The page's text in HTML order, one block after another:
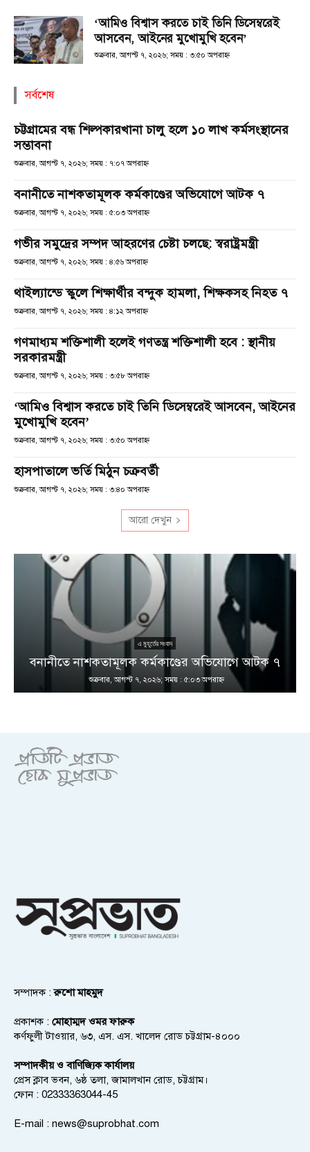
‘আমিও বিশ্বাস করতে চাই তিনি ডিসেম্বরেই
আসবেন, আইনের মুখোমুখি হবেন’
শুক্রবার, আগস্ট ৭, ২০২৬; সময় : ৩:৫০ অপরাহ্ণ
সর্বশেষ
চট্টগ্রামের বন্ধ শিল্পকারখানা চালু হলে ১০ লাখ কর্মসংস্থানের
সম্ভাবনা
শুক্রবার, আগস্ট ৭, ২০২৬; সময় : ৭:০৭ অপরাহ্ণ
বনানীতে নাশকতামূলক কর্মকাণ্ডের অভিযোগে আটক ৭
শুক্রবার, আগস্ট ৭, ২০২৬; সময় : ৫:০৩ অপরাহ্ণ
গভীর সমুদ্রের সম্পদ আহরণের চেষ্টা চলছে: স্বরাষ্ট্রমন্ত্রী
শুক্রবার, আগস্ট ৭, ২০২৬; সময় : ৪:৫৬ অপরাহ্ণ
থাইল্যান্ডে স্কুলে শিক্ষার্থীর বন্দুক হামলা, শিক্ষকসহ নিহত ৭
শুক্রবার, আগস্ট ৭, ২০২৬; সময় : ৪:১২ অপরাহ্ণ
গণমাধ্যম শক্তিশালী হলেই গণতন্ত্র শক্তিশালী হবে : স্থানীয়
সরকারমন্ত্রী
শুক্রবার, আগস্ট ৭, ২০২৬; সময় : ৩:৫৮ অপরাহ্ণ
‘আমিও বিশ্বাস করতে চাই তিনি ডিসেম্বরেই আসবেন, আইনের
মুখোমুখি হবেন’
শুক্রবার, আগস্ট ৭, ২০২৬; সময় : ৩:৫০ অপরাহ্ণ
হাসপাতালে ভর্তি মিঠুন চক্রবর্তী
শুক্রবার, আগস্ট ৭, ২০২৬; সময় : ৩:৪০ অপরাহ্ণ
আরো দেখুন
এ মুহূর্তের সংবাদ
বনানীতে নাশকতামূলক কর্মকাণ্ডের অভিযোগে আটক ৭
শুক্রবার, আগস্ট ৭, ২০২৬; সময় : ৫:০৩ অপরাহ্ণ
সম্পাদক :রুশো মাহমুদ
প্রকাশক : মোহাম্মদ ওমর ফারুক
কর্ণফুলী টাওয়ার, ৬৩, এস. এস. খালেদ রোড চট্টগ্রাম-৪০০০
সম্পাদকীয় ও বাণিজ্যিক কার্যালয়
প্রেস ক্লাব ভবন, ৬ষ্ঠ তলা, জামালখান রোড, চট্টগ্রাম।
ফোন : 02333363044-45
E-mail : news@suprobhat.com